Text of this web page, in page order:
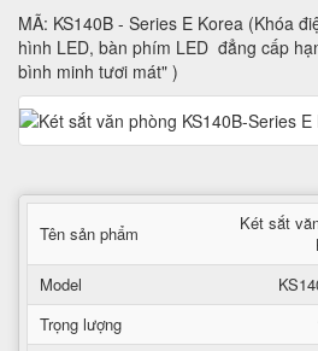
MÃ: KS140B - Series E Korea (Khóa
hình LED, bàn phím LED đẳng cấp
bình minh tươi mát" )
Tên sản phẩm
Két sắt
Model
Trọng lượng